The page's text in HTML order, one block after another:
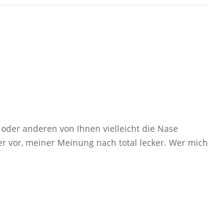
anderen von Ihnen vielleicht die Nase
vor, meiner Meinung nach total lecker. Wer mich